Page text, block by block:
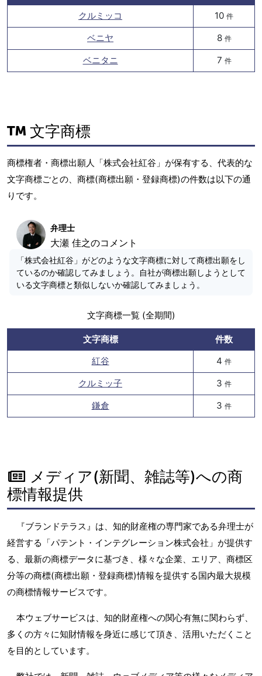
クルミッコ
10 件
ベニヤ 8 件
ベニタニ 7 件
文字商標
商標権者・商標出願人「株式会社紅谷」が保有する、代表的な
文字商標ごとの、商標(商標出願・登録商標)の件数は以下の通
りです。
弁理士
大瀬 佳之のコメント
「株式会社紅谷」がどのような文字商標に対して商標出願をし
ているのか確認してみましょう。自社が商標出願しようとして
いる文字商標と類似しないか確認してみましょう。
文字商標一覧 (全期間)
文字商標
件数
紅谷
4 件
クルミッ子 3 件
鎌倉 3 件
メディア(新聞、雑誌等)への商
標情報提供
『ブランドテラス』は、知的財産権の専門家である弁理士が
経営する「パテント・インテグレーション株式会社」が提供す
る、最新の商標データに基づき、様々な企業、エリア、商標区
分等の商標(商標出願・登録商標)情報を提供する国内最大規模
の商標情報サービスです。
本ウェブサービスは、知的財産権への関心有無に関わらず、
多くの方々に知財情報を身近に感じて頂き、活用いただくこと
を目的としています。